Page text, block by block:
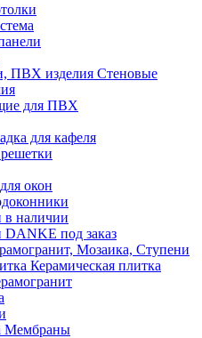
Стеновые
для ПВХ
для кафеля
окон
наличии
под заказ
Мозаика, Ступени
Керамическая плитка
Мембраны